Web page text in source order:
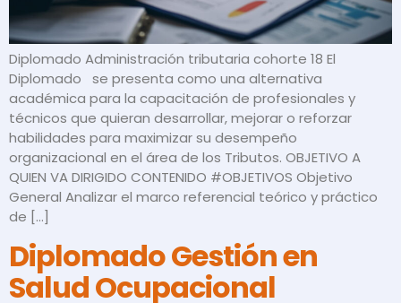
Diplomado Administración tributaria cohorte 18 El
Diplomado se presenta como una alternativa
académica para la capacitación de profesionales y
técnicos que quieran desarrollar, mejorar o reforzar
habilidades para maximizar su desempeño
organizacional en el área de los Tributos. OBJETIVO A
QUIEN VA DIRIGIDO CONTENIDO #OBJETIVOS Objetivo
General Analizar el marco referencial teórico y práctico
de […]
Diplomado Gestión en
Salud Ocupacional